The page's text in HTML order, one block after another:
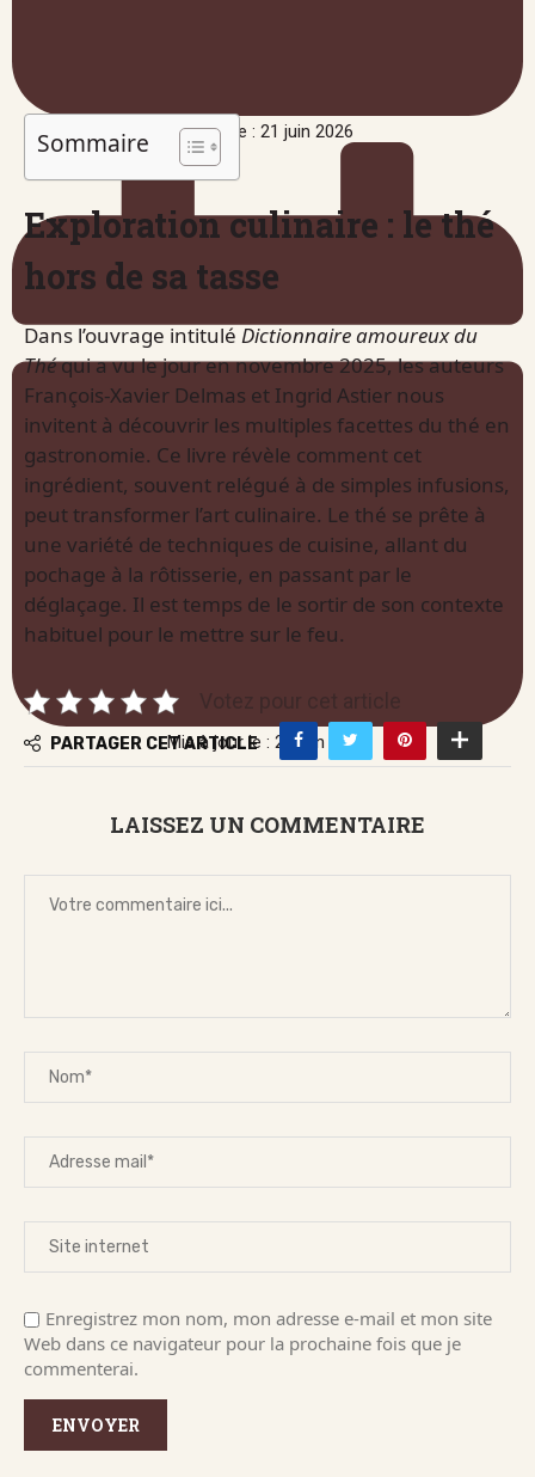
Publié le : 21 juin 2026
Mis à jour le : 21 juin 2026
Sommaire
Exploration culinaire : le thé
hors de sa tasse
Dans l’ouvrage intitulé Dictionnaire amoureux du
Théqui a vu le jour en novembre 2025, les auteurs
François-Xavier Delmas et Ingrid Astier nous
invitent à découvrir les multiples facettes du thé en
gastronomie. Ce livre révèle comment cet
ingrédient, souvent relégué à de simples infusions,
peut transformer l’art culinaire. Le thé se prête à
une variété de techniques de cuisine, allant du
pochage à la rôtisserie, en passant par le
déglaçage. Il est temps de le sortir de son contexte
habituel pour le mettre sur le feu.
Votez pour cet article
PARTAGER CET ARTICLE
LAISSEZ UN COMMENTAIRE
Enregistrez mon nom, mon adresse e-mail et mon site
Web dans ce navigateur pour la prochaine fois que je
commenterai.